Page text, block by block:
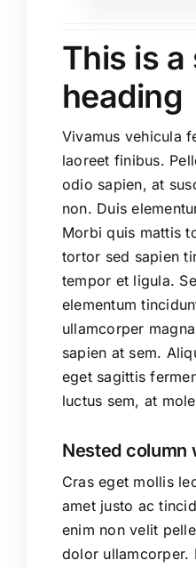
This is a
heading
Vivamus vehicula
laoreet finibus.
odio sapien, at
non. Duis
Morbi quis mattis
tortor sed sapien
tempor et ligula.
elementum
ullamcorper
sapien at sem.
eget sagittis
luctus sem, at
Nested column
Cras eget mollis
amet justo ac
enim non velit
dolor ullamcorper.